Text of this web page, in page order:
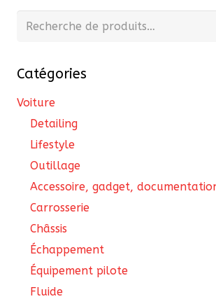
Recherche
Catégories
Voiture
Detailing
Lifestyle
Outillage
Accessoire, gadget,
Carrosserie
Châssis
Échappement
Équipement pilote
Fluide